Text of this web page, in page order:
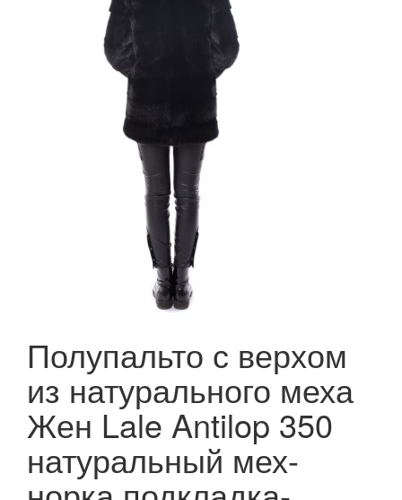
Полупальто с верхом
из натурального меха
Жен Lale Antilop 350
натуральный мех-